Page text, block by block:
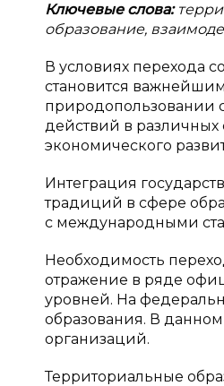
Ключевые слова:
образование,
В условиях перехода
становится
природопользовании
действий в различных
экономического
Интеграция
традиций в сфере
с международными
Необходимость
отражение в ряде
уровней. На
образования. В данном
организаций.
Территориальные